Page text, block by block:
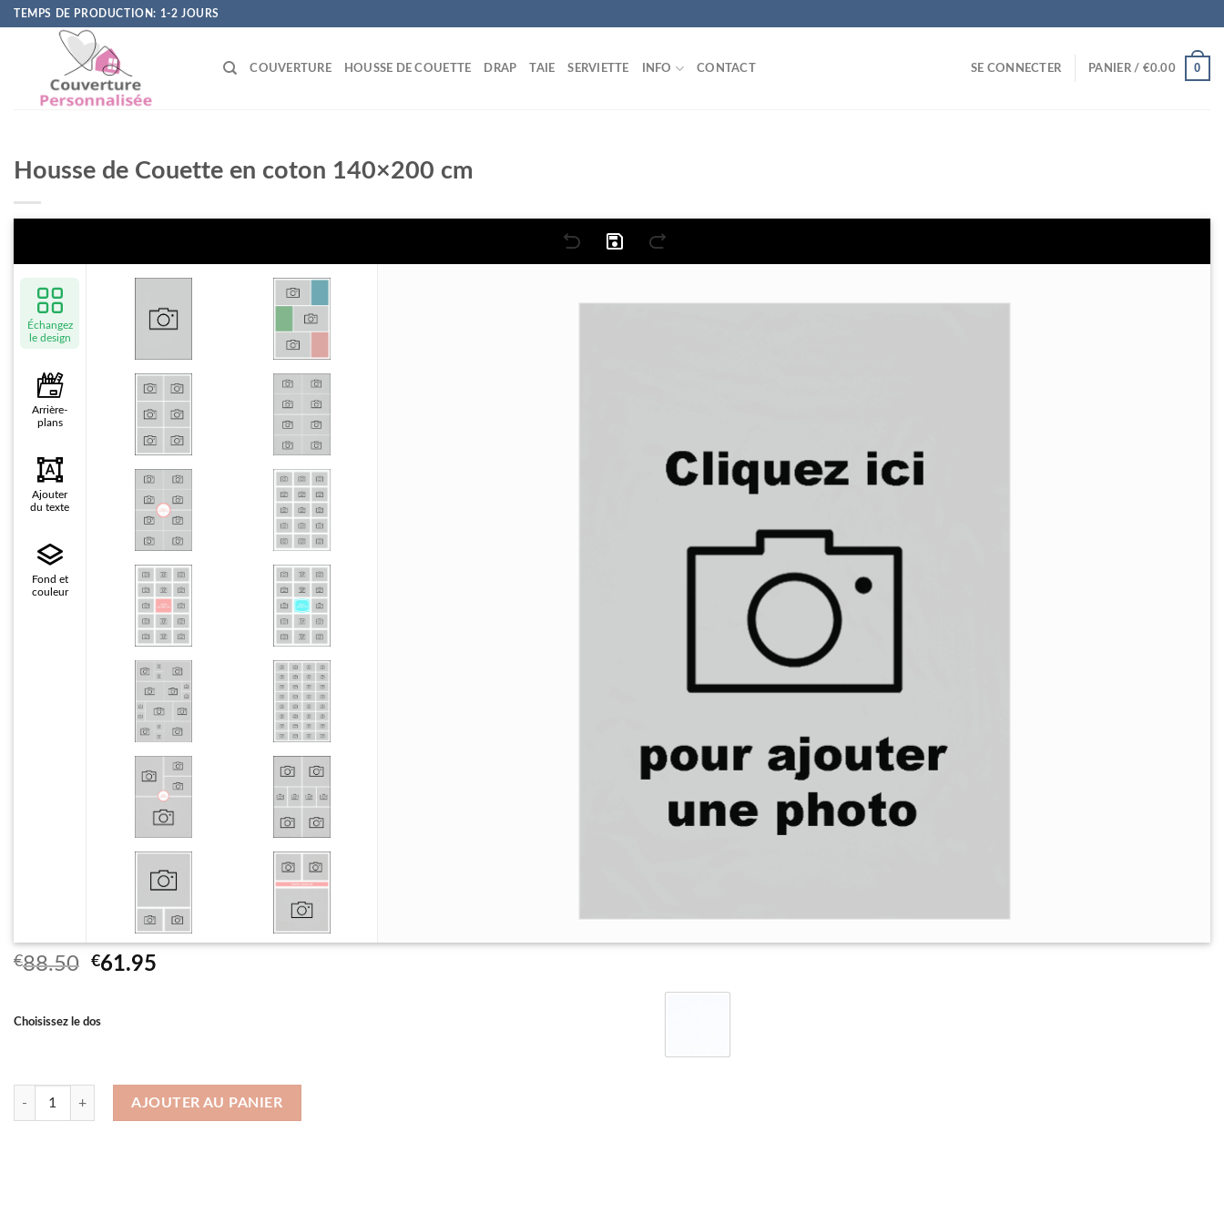
SkipTEMPS DE PRODUCTION: 1-2 JOURS
COUVERTURE HOUSSE DE COUETTE DRAP TAIE SERVIETTE INFO CONTACT SE CONNECTER PANIER / €0.00 0
Housse de Couette en coton 140×200 cm
Échangez
le design
Arrière-
plans
Ajouter
du texte
Fond et
couleur
€88.50 Le
était :
€61.95
Choisissez le dos
quantité de Housse de Couette en coton 140×200 cm
AJOUTER AU PANIER